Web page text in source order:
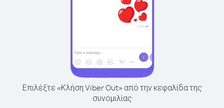
Επιλέξτε «Κλήση Viber Out» από την κεφαλίδα της
συνομιλίας